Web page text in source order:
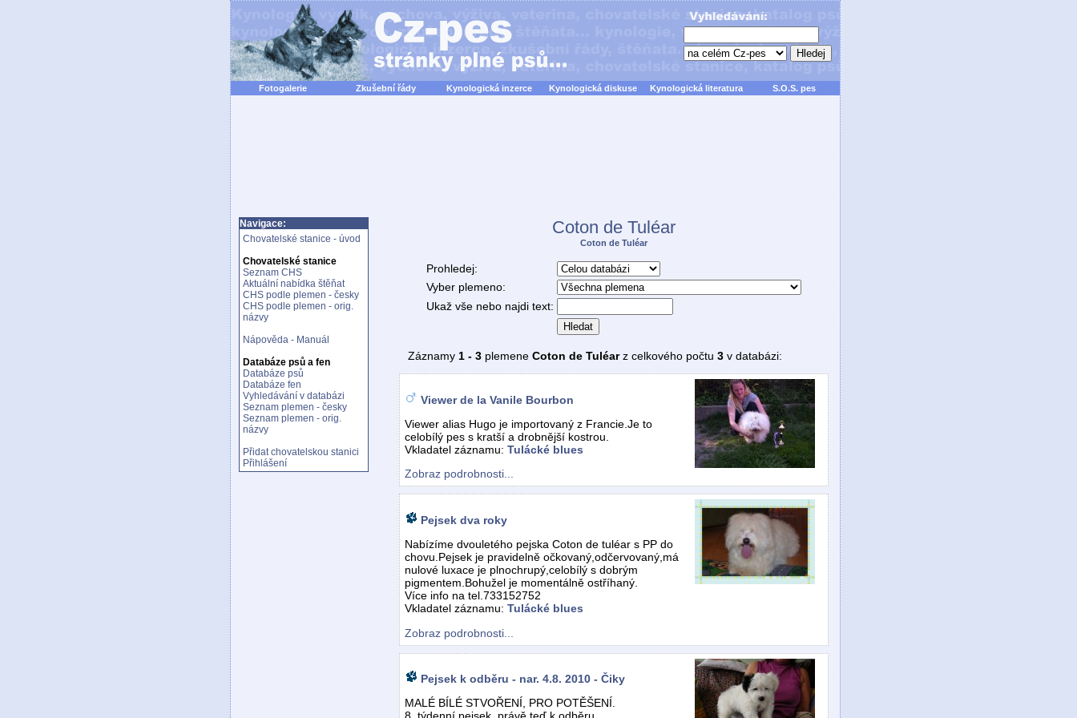
Fotogalerie Zkušební řády Kynologická inzerce Kynologická diskuse Kynologická literatura S.O.S. pes
Navigace:
Chovatelské stanice - úvod
Chovatelské stanice
Seznam CHS
Aktuální nabídka štěňat
CHS podle plemen - česky
CHS podle plemen - orig.
názvy
Nápověda - Manuál
Databáze psů a fen
Databáze psů
Databáze fen
Vyhledávání v databázi
Seznam plemen - česky
Seznam plemen - orig.
názvy
Přidat chovatelskou stanici
Přihlášení
Coton de Tuléar
Coton de Tuléar
Prohledej:
Vyber plemeno:
Ukaž vše nebo najdi text:
Hledat
Záznamy 1 - 3 plemene Coton de Tuléarz celkového počtu 3 v databázi:
Viewer de la Vanile Bourbon
Viewer alias Hugo je importovaný z Francie.Je to
celobílý pes s kratší a drobnější kostrou.
Vkladatel záznamu: Tulácké blues
Zobraz podrobnosti...
Pejsek dva roky
Nabízíme dvouletého pejska Coton de tuléar s PP do
chovu.Pejsek je pravidelně očkovaný,odčervovaný,má
nulové luxace je plnochrupý,celobílý s dobrým
pigmentem.Bohužel je momentálně ostříhaný.
Více info na tel.733152752
Vkladatel záznamu: Tulácké blues
Zobraz podrobnosti...
Pejsek k odběru - nar. 4.8. 2010 - Čiky
MALÉ BÍLÉ STVOŘENÍ, PRO POTĚŠENÍ.